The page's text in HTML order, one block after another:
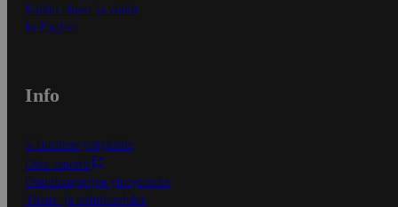
Kaikki ohjeet ja vinkit
In English
Info
S-Business yrityksille
Oiva-raportit
Osuuskauppojen yhteystiedot
Tilaus- ja toimitusehdot